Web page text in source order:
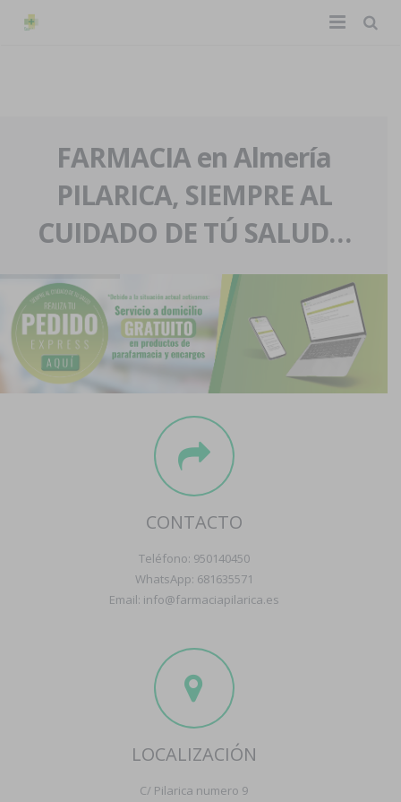
La farmacia
Nuestra historia
Nuestro equipo
Eventos
Servicios y reservas
Pedidos express
Blog
Contacto
Boletín
FARMACIA en Almería
PILARICA, SIEMPRE AL
CUIDADO DE TÚ SALUD…
CONTACTO
Teléfono: 950140450
WhatsApp: 681635571
Email: info@farmaciapilarica.es
LOCALIZACIÓN
C/ Pilarica numero 9